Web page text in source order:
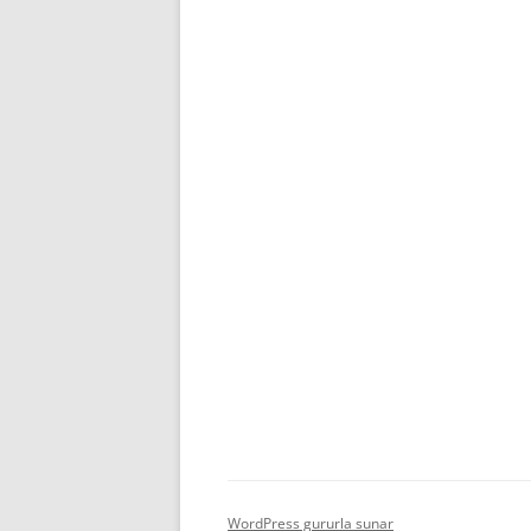
WordPress gururla sunar